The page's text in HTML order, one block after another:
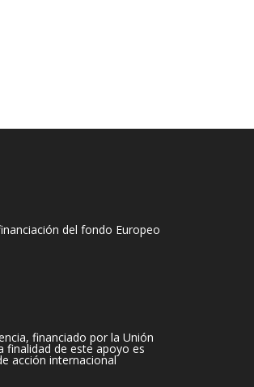
del fondo Europeo
financiado por la Unión
finalidad de este apoyo es
acción internacional